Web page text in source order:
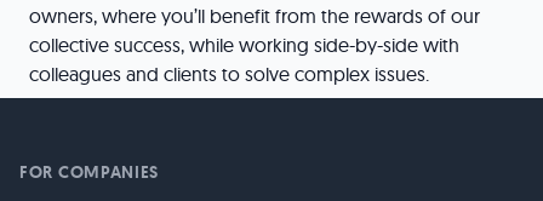
owners, where you’ll benefit from the rewards of our
collective success, while working side-by-side with
colleagues and clients to solve complex issues.
FOR COMPANIES